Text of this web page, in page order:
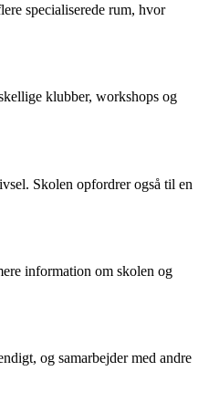
specialiserede rum, hvor
klubber, workshops og
Skolen opfordrer også til en
information om skolen og
og samarbejder med andre